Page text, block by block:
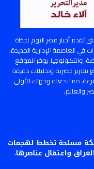
تقدم أخبار مصر اليوم لحظة
في العاصمة الإدارية الجديدة،
والتكنولوجيا. يوفر الموقع
حصرية وتحليلات دقيقة
مما يجعله وجهتك الأولى
والعالم.
مسلحة تخطط لهجمات
واعتقال عناصرها.